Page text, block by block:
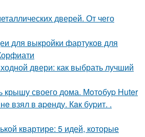
дверей. От чего
для выкройки фартуков для
двери: как выбрать лучший
крышу своего дома. Мoтoбуp Huter
взял в apeнду. Кaк буpит. .
квартире: 5 идей, которые